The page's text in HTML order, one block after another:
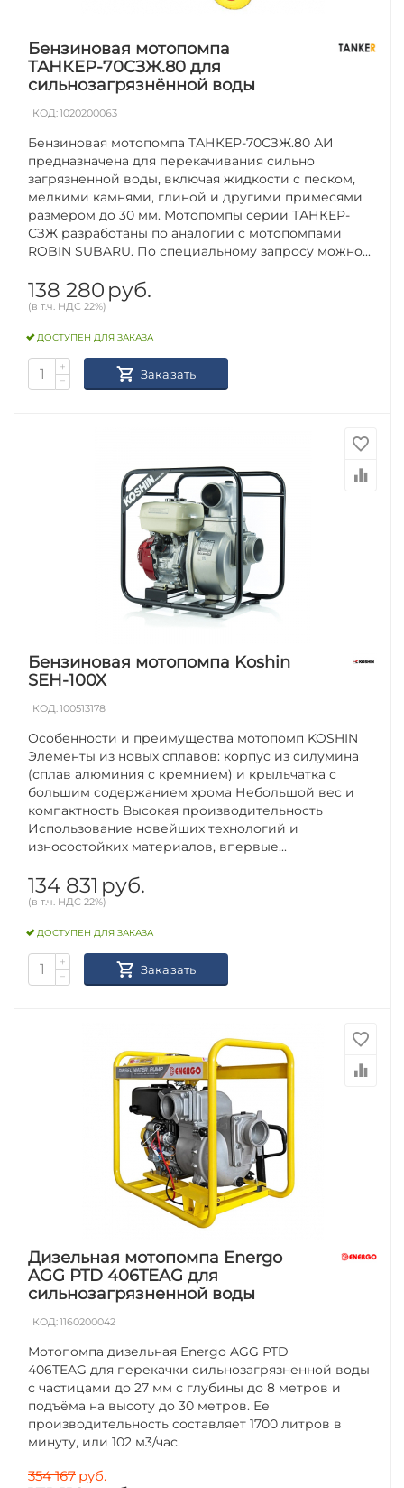
Бензиновая мотопомпа
ТАНКЕР-70СЗЖ.80 для
сильнозагрязнённой воды
КОД:1020200063
Бензиновая мотопомпа ТАНКЕР-70СЗЖ.80 АИ
предназначена для перекачивания сильно
загрязненной воды, включая жидкости с песком,
мелкими камнями, глиной и другими примесями
размером до 30 мм. Мотопомпы серии ТАНКЕР-
СЗЖ разработаны по аналогии с мотопомпами
ROBIN SUBARU. По специальному запросу можно...
138 280 руб.
(в т.ч. НДС 22%)
ДОСТУПЕН ДЛЯ ЗАКАЗА
+
−
Заказать
Бензиновая мотопомпа Koshin
SEH-100X
КОД:100513178
Особенности и преимущества мотопомп KOSHIN
Элементы из новых сплавов: корпус из силумина
(сплав алюминия с кремнием) и крыльчатка с
большим содержанием хрома Небольшой вес и
компактность Высокая производительность
Использование новейших технологий и
износостойких материалов, впервые...
134 831 руб.
(в т.ч. НДС 22%)
ДОСТУПЕН ДЛЯ ЗАКАЗА
+
−
Заказать
Дизельная мотопомпа Energo
AGG PTD 406TEAG для
сильнозагрязненной воды
КОД:1160200042
Мотопомпа дизельная Energo AGG PTD
406TEAG для перекачки сильнозагрязненной воды
с частицами до 27 мм с глубины до 8 метров и
подъёма на высоту до 30 метров. Ее
производительность составляет 1700 литров в
минуту, или 102 м3/час.
354 167 руб.